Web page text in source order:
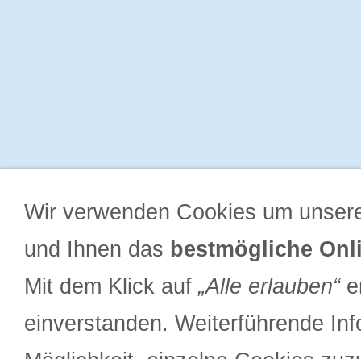
Wir verwenden Cookies um
und Ihnen das bestmögliche
Mit dem Klick auf „Alle erlauben“
einverstanden. Weiterführende